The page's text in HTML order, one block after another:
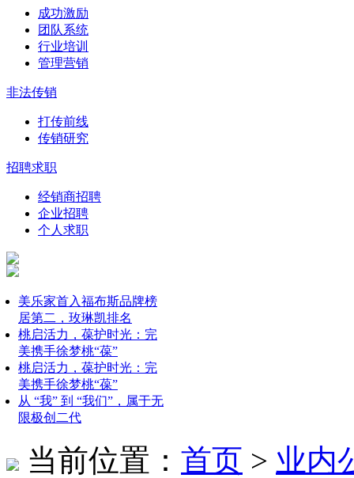
成功激励
团队系统
行业培训
管理营销
非法传销
打传前线
传销研究
招聘求职
经销商招聘
企业招聘
个人求职
美乐家首入福布斯品牌榜
居第二，玫琳凯排名
桃启活力，葆护时光：完
美携手徐梦桃“葆”
桃启活力，葆护时光：完
美携手徐梦桃“葆”
从 “我” 到 “我们”，属于无
限极创二代
当前位置： 首页 > 业内